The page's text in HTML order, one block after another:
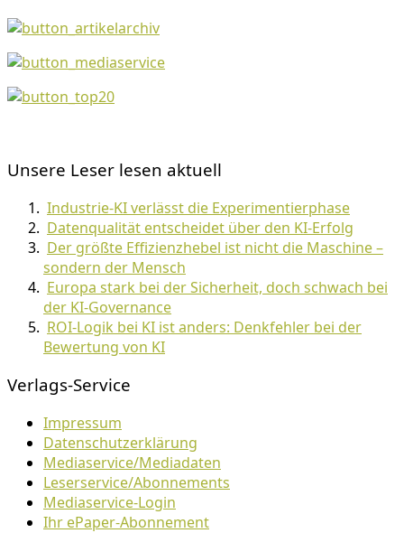
Unsere Leser lesen aktuell
Industrie-KI verlässt die Experimentierphase
Datenqualität entscheidet über den KI-Erfolg
Der größte Effizienzhebel ist nicht die Maschine –
sondern der Mensch
Europa stark bei der Sicherheit, doch schwach bei
der KI-Governance
ROI-Logik bei KI ist anders: Denkfehler bei der
Bewertung von KI
Verlags-Service
Impressum
Datenschutzerklärung
Mediaservice/Mediadaten
Leserservice/Abonnements
Mediaservice-Login
Ihr ePaper-Abonnement